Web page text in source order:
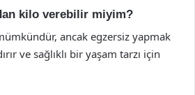
kilo verebilir miyim?
ancak egzersiz yapmak
ve sağlıklı bir yaşam tarzı için